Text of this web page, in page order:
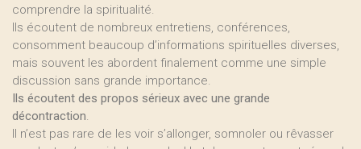
comprendre la spiritualité.
Ils écoutent de nombreux entretiens, conférences,
consomment beaucoup d’informations spirituelles diverses,
mais souvent les abordent finalement comme une simple
discussion sans grande importance.
Ils écoutent des propos sérieux avec une grande
décontraction.
Il n’est pas rare de les voir s’allonger, somnoler ou rêvasser